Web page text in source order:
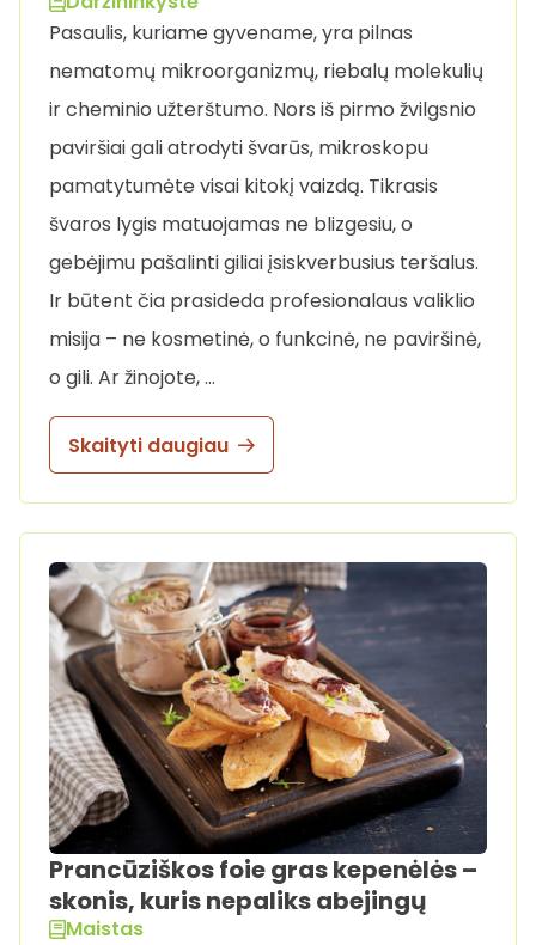
Pasaulis, kuriame gyvename, yra pilnas
nematomų mikroorganizmų, riebalų molekulių
ir cheminio užterštumo. Nors iš pirmo žvilgsnio
paviršiai gali atrodyti švarūs, mikroskopu
pamatytumėte visai kitokį vaizdą. Tikrasis
švaros lygis matuojamas ne blizgesiu, o
gebėjimu pašalinti giliai įsiskverbusius teršalus.
Ir būtent čia prasideda profesionalaus valiklio
misija – ne kosmetinė, o funkcinė, ne paviršinė,
o gili. Ar žinojote, …
Skaityti daugiau
Prancūziškos foie gras kepenėlės –
skonis, kuris nepaliks abejingų
Maistas